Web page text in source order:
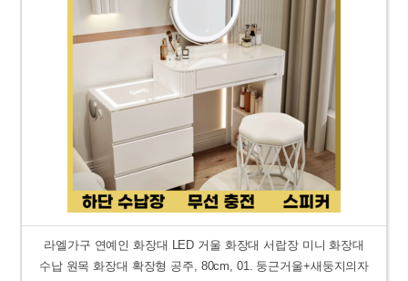
라엘가구 연예인 화장대 LED 거울 화장대 서랍장 미니 화장대
수납 원목 화장대 확장형 공주, 80cm, 01. 둥근거울+새둥지의자